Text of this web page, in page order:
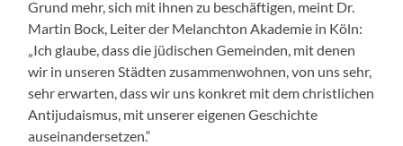
Grund mehr, sich mit ihnen zu beschäftigen, meint Dr.
Martin Bock, Leiter der Melanchton Akademie in Köln:
„Ich glaube, dass die jüdischen Gemeinden, mit denen
wir in unseren Städten zusammenwohnen, von uns sehr,
sehr erwarten, dass wir uns konkret mit dem christlichen
Antijudaismus, mit unserer eigenen Geschichte
auseinandersetzen.“